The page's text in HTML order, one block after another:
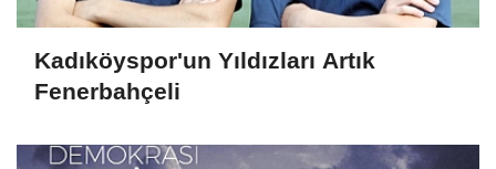
Kadıköyspor'un Yıldızları Artık
Fenerbahçeli